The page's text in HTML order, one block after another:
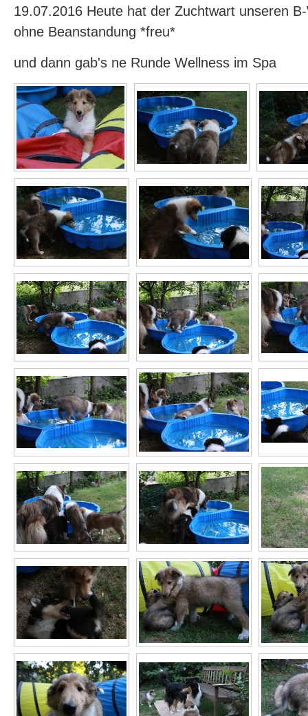
19.07.2016 Heute hat der Zuchtwart unseren
ohne Beanstandung *freu*
und dann gab's ne Runde Wellness im Spa